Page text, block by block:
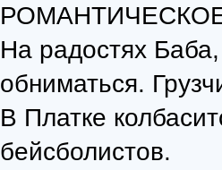
На радостях
обниматься.
В Платке
бейсболистов.